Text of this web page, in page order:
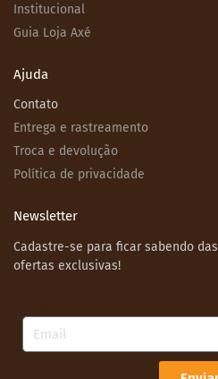
Institucional
Guia Loja Axé
Ajuda
Contato
Entrega e rastreamento
Troca e devolução
Política de privacidade
Newsletter
Cadastre-se para ficar sabendo
ofertas exclusivas!